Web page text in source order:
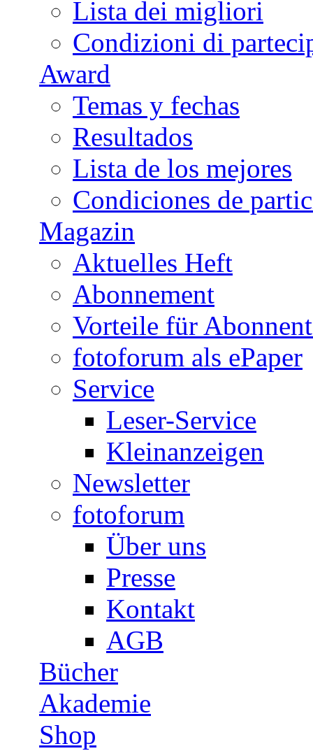
Lista dei migliori
Condizioni di
Award
Temas y fechas
Resultados
Lista de los mejores
Condiciones de
Magazin
Aktuelles Heft
Abonnement
Vorteile für
fotoforum als ePaper
Service
Leser-Service
Kleinanzeigen
Newsletter
fotoforum
Über uns
Presse
Kontakt
AGB
Bücher
Akademie
Shop